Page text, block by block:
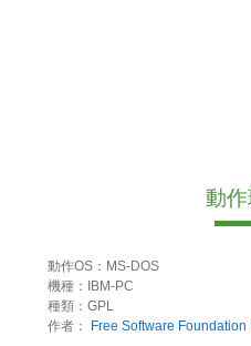
動
動作OS：MS-DOS
機種：IBM-PC
種類：GPL
作者：
Free Software Foundation